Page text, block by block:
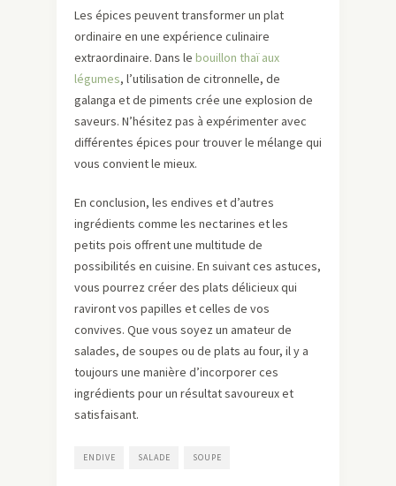
Les épices peuvent transformer un plat
ordinaire en une expérience culinaire
extraordinaire. Dans le bouillon thaï aux
légumes, l’utilisation de citronnelle, de
galanga et de piments crée une explosion de
saveurs. N’hésitez pas à expérimenter avec
différentes épices pour trouver le mélange qui
vous convient le mieux.
En conclusion, les endives et d’autres
ingrédients comme les nectarines et les
petits pois offrent une multitude de
possibilités en cuisine. En suivant ces astuces,
vous pourrez créer des plats délicieux qui
raviront vos papilles et celles de vos
convives. Que vous soyez un amateur de
salades, de soupes ou de plats au four, il y a
toujours une manière d’incorporer ces
ingrédients pour un résultat savoureux et
satisfaisant.
ENDIVE SALADE SOUPE